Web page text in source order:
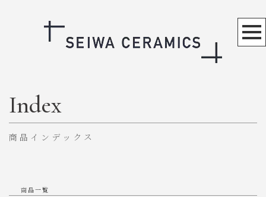
Index
商品インデックス
商品一覧